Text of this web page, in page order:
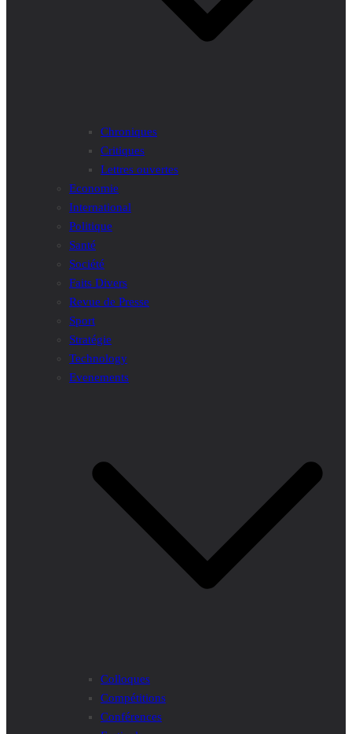
Chroniques
Critiques
Lettres ouvertes
Economie
International
Politique
Santé
Société
Faits Divers
Revue de Presse
Sport
Stratégie
Technology
Evenements
Colloques
Compétitions
Conférences